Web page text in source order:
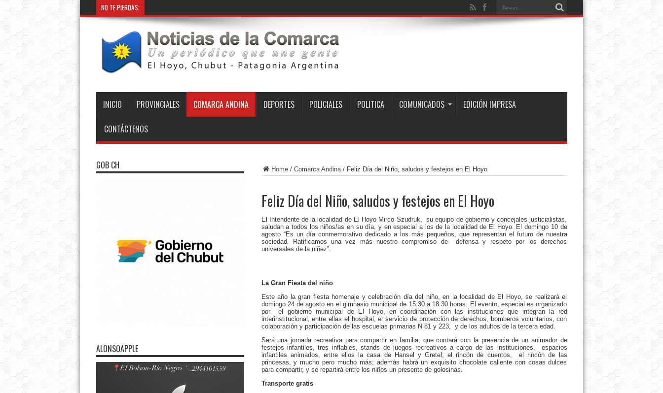
NO TE PIERDAS:
INICIO PROVINCIALES COMARCA ANDINA DEPORTES POLICIALES POLITICA COMUNICADOS EDICIÓN IMPRESA
CONTÁCTENOS
Home/ Comarca Andina/ Feliz Día del Niño, saludos y festejos en El Hoyo
Feliz Día del Niño, saludos y festejos en El Hoyo
El Intendente de la localidad de El Hoyo Mirco Szudruk, su equipo de gobierno y concejales justicialistas,
saludan a todos los niños/as en su día, y en especial a los de la localidad de El Hoyo. El domingo 10 de
agosto “Es un día conmemorativo dedicado a los más pequeños, que representan el futuro de nuestra
sociedad. Ratificamos una vez más nuestro compromiso de defensa y respeto por los derechos
universales de la niñez”.
La Gran Fiesta del niño
Este año la gran fiesta homenaje y celebración día del niño, en la localidad de El Hoyo, se realizarà el
domingo 24 de agosto en el gimnasio municipal de 15:30 a 18:30 horas. El evento, especial es organizado
por el gobierno municipal de El Hoyo, en coordinación con las instituciones que integran la red
interinstitucional, entre ellas el hospital, el servicio de protección de derechos, bomberos voluntarios, con
colaboración y participación de las escuelas primarias N 81 y 223, y de los adultos de la tercera edad.
Será una jornada recreativa para compartir en familia, que contará con la presencia de un animador de
festejos infantiles, tres inflables, stands de juegos recreativos a cargo de las instituciones, espacios
infantiles animados, entre ellos la casa de Hansel y Gretel; el rincón de cuentos, el rincón de las
princesas, y mucho pero mucho más; además habrá un exquisito chocolate caliente con cosas dulces
para compartir, y se repartirá entre los niños un presente de golosinas.
Transporte gratis
GOB CH
ALONSOAPPLE